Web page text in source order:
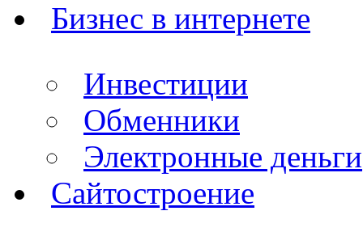
Бизнес в интернете
Инвестиции
Обменники
Электронные деньги
Сайтостроение